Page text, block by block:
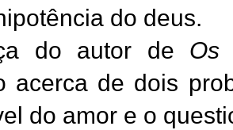
do deus.
do autor de Os
acerca de dois
do amor e o